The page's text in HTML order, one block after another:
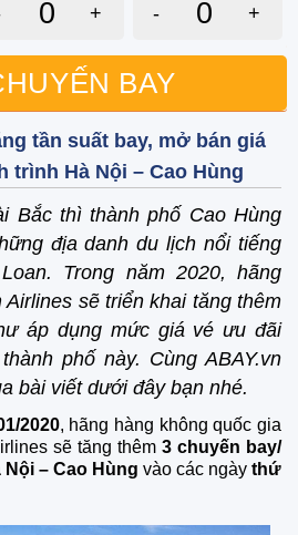
+ - +
BAY
tần suất bay, mở bán giá
trình Hà Nội – Cao Hùng
Bắc thì thành phố Cao Hùng
địa danh du lịch nổi tiếng
Trong năm 2020, hãng
sẽ triển khai tăng thêm
áp dụng mức giá vé ưu đãi
phố này. Cùng ABAY.vn
bài viết dưới đây bạn nhé.
2020, hãng hàng không quốc gia
sẽ tăng thêm 3 chuyến bay/
Nội – Cao Hùng vào các ngày thứ